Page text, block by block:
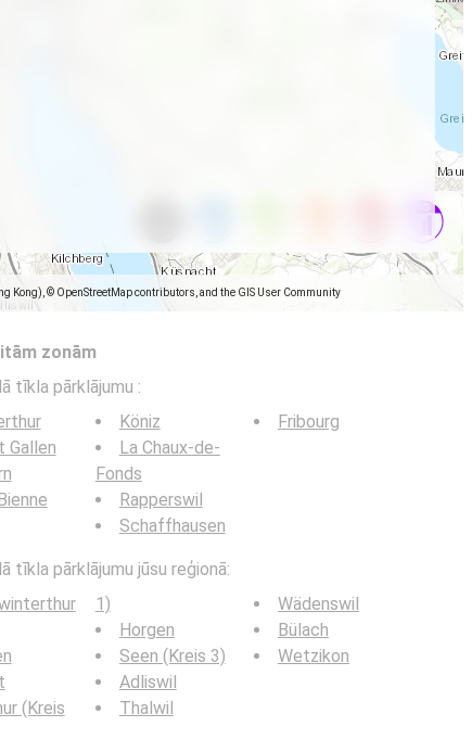
Kong), © OpenStreetMap contributors, and the GIS User Community
zonām
tīkla pārklājumu :
Gallen
Köniz
La Chaux-de-
Fonds
Rapperswil
Schaffhausen
Fribourg
tīkla pārklājumu jūsu reģionā:
(Kreis
1)
Horgen
Seen (Kreis 3)
Adliswil
Thalwil
Wädenswil
Bülach
Wetzikon